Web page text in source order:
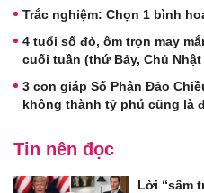
Trắc nghiệm: Chọn 1 bình
4 tuổi số đỏ, ôm trọn may
cuối tuần (thứ Bảy, Chủ Nhật
3 con giáp Số Phận Đảo
không thành tỷ phú cũng là
Tin nên đọc
Lời “sấm